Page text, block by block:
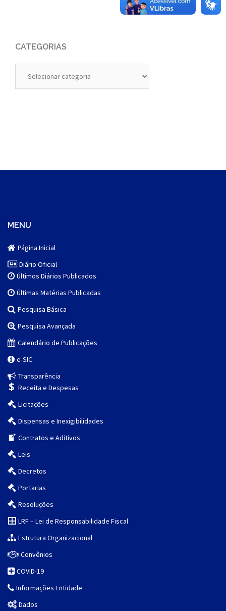
CATEGORIAS
MENU
Página Inicial
Diário Oficial
Últimos Diários Publicados
Últimas Matérias Publicadas
Pesquisa Básica
Pesquisa Avançada
Calendário de Publicações
e-SIC
Transparência
Receita e Despesas
Licitações
Dispensas e Inexigibilidades
Contratos e Aditivos
Leis
Decretos
Portarias
Resoluções
LRF – Lei de Responsabilidade Fiscal
Estrutura Organizacional
Convênios
COVID-19
Informações Entidade
Dados